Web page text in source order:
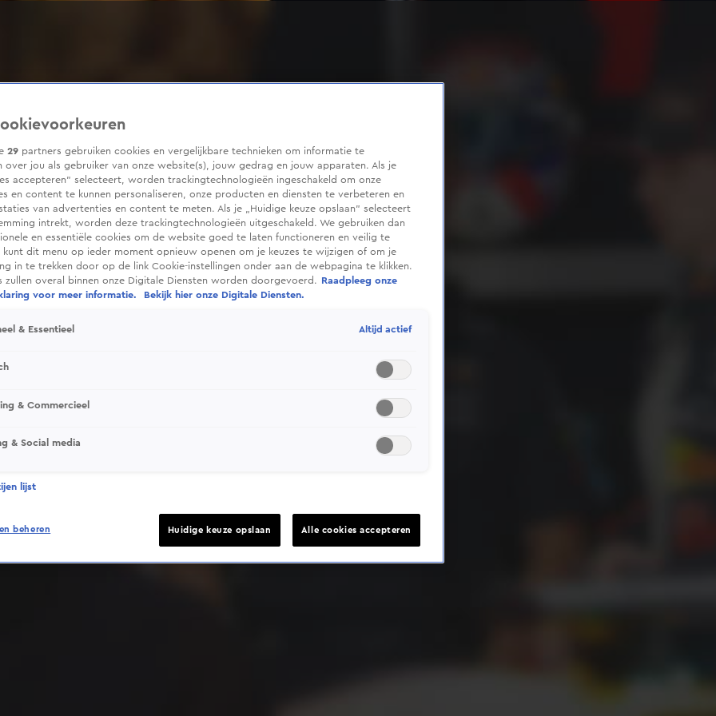
Deze video is niet beschikbaar op je huidige locatie
29 partners gebruiken cookies en vergelijkbare technieken om informatie te
over jou als gebruiker van onze website(s), jouw gedrag en jouw apparaten. Als je
accepteren” selecteert, worden trackingtechnologieën ingeschakeld om onze
en content te kunnen personaliseren, onze producten en diensten te verbeteren en
van advertenties en content te meten. Als je „Huidige keuze opslaan” selecteert
intrekt, worden deze trackingtechnologieën uitgeschakeld. We gebruiken dan
en essentiële cookies om de website goed te laten functioneren en veilig te
kunt dit menu op ieder moment opnieuw openen om je keuzes te wijzigen of om je
in te trekken door op de link Cookie-instellingen onder aan de webpagina te klikken.
zullen overal binnen onze Digitale Diensten worden doorgevoerd.
Raadpleeg onze
voor meer informatie.
Bekijk hier onze Digitale Diensten.
& Essentieel Altijd actief
& Commercieel
& Social media
lijst
beheren Huidige keuze opslaan Alle cookies accepteren